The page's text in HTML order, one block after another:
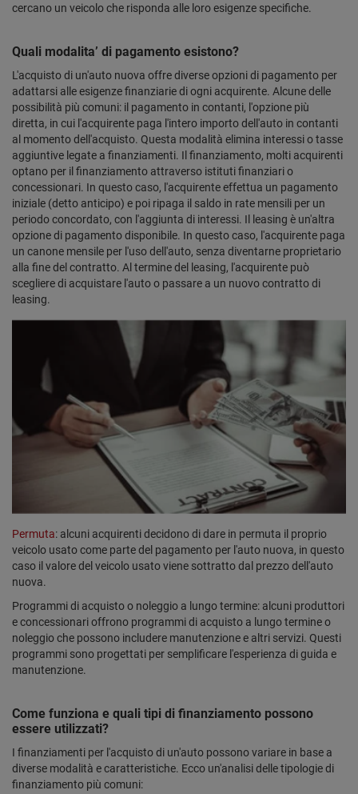
cercano un veicolo che risponda alle loro esigenze specifiche.
Quali modalita’ di pagamento esistono?
L'acquisto di un'auto nuova offre diverse opzioni di pagamento per
adattarsi alle esigenze finanziarie di ogni acquirente. Alcune delle
possibilità più comuni: il pagamento in contanti, l'opzione più
diretta, in cui l'acquirente paga l'intero importo dell'auto in contanti
al momento dell'acquisto. Questa modalità elimina interessi o tasse
aggiuntive legate a finanziamenti. Il finanziamento, molti acquirenti
optano per il finanziamento attraverso istituti finanziari o
concessionari. In questo caso, l'acquirente effettua un pagamento
iniziale (detto anticipo) e poi ripaga il saldo in rate mensili per un
periodo concordato, con l'aggiunta di interessi. Il leasing è un'altra
opzione di pagamento disponibile. In questo caso, l'acquirente paga
un canone mensile per l'uso dell'auto, senza diventarne proprietario
alla fine del contratto. Al termine del leasing, l'acquirente può
scegliere di acquistare l'auto o passare a un nuovo contratto di
leasing.
Permuta: alcuni acquirenti decidono di dare in permuta il proprio
veicolo usato come parte del pagamento per l'auto nuova, in questo
caso il valore del veicolo usato viene sottratto dal prezzo dell'auto
nuova.
Programmi di acquisto o noleggio a lungo termine: alcuni produttori
e concessionari offrono programmi di acquisto a lungo termine o
noleggio che possono includere manutenzione e altri servizi. Questi
programmi sono progettati per semplificare l'esperienza di guida e
manutenzione.
Come funziona e quali tipi di finanziamento possono
essere utilizzati?
I finanziamenti per l'acquisto di un'auto possono variare in base a
diverse modalità e caratteristiche. Ecco un'analisi delle tipologie di
finanziamento più comuni: